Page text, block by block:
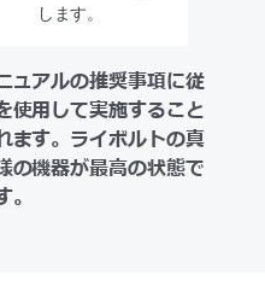
します。
ュアルの推奨事項に従
使用して実施すること
ます。ライボルトの真
の機器が最高の状態で